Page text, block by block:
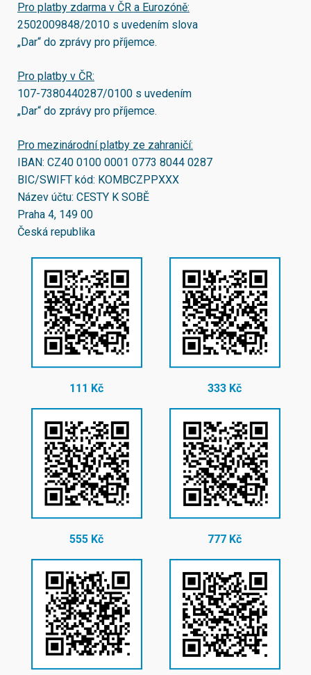
Pro platby zdarma v ČR a Eurozóně:
2502009848/2010 s uvedením slova
„Dar“ do zprávy pro příjemce.
Pro platby v ČR:
107-7380440287/0100 s uvedením
„Dar“ do zprávy pro příjemce.
Pro mezinárodní platby ze zahraničí:
IBAN: CZ40 0100 0001 0773 8044 0287
BIC/SWIFT kód: KOMBCZPPXXX
Název účtu: CESTY K SOBĚ
Praha 4, 149 00
Česká republika
111 Kč 333 Kč
555 Kč 777 Kč